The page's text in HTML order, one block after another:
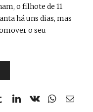
o filhote de 11
há uns dias, mas
o seu